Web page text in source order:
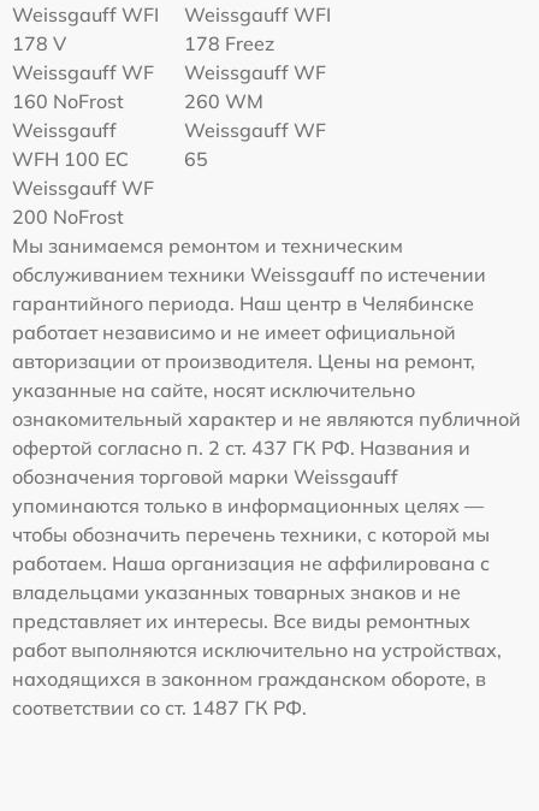
Weissgauff WFI
178 V
Weissgauff WFI
178 Freez
Weissgauff WF
160 NoFrost
Weissgauff WF
260 WM
Weissgauff
WFH 100 EC
Weissgauff WF
65
Weissgauff WF
200 NoFrost
Мы занимаемся ремонтом и техническим
обслуживанием техники Weissgauff по истечении
гарантийного периода. Наш центр в Челябинске
работает независимо и не имеет официальной
авторизации от производителя. Цены на ремонт,
указанные на сайте, носят исключительно
ознакомительный характер и не являются публичной
офертой согласно п. 2 ст. 437 ГК РФ. Названия и
обозначения торговой марки Weissgauff
упоминаются только в информационных целях —
чтобы обозначить перечень техники, с которой мы
работаем. Наша организация не аффилирована с
владельцами указанных товарных знаков и не
представляет их интересы. Все виды ремонтных
работ выполняются исключительно на устройствах,
находящихся в законном гражданском обороте, в
соответствии со ст. 1487 ГК РФ.